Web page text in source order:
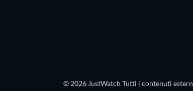
© 2026 JustWatch Tutti i contenuti